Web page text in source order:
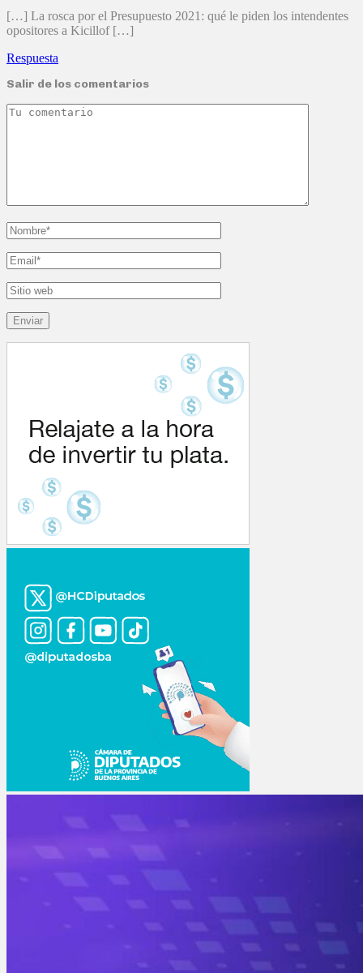
[…] La rosca por el Presupuesto 2021: qué le piden los intendentes
opositores a Kicillof […]
Respuesta
Salir de los comentarios